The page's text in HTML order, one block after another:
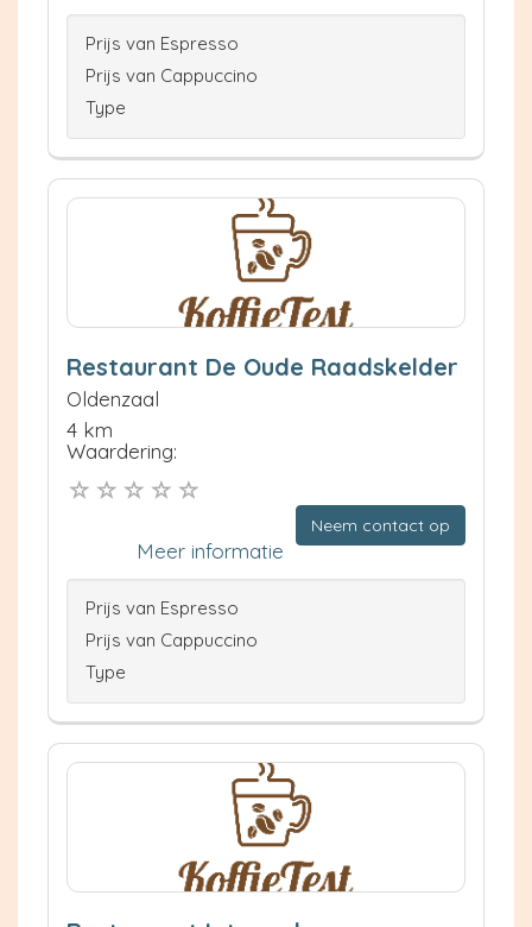
Prijs van Espresso
Prijs van Cappuccino
Type
Restaurant De Oude Raadskelder
Oldenzaal
4 km
Waardering:
Neem contact op
Meer informatie
Prijs van Espresso
Prijs van Cappuccino
Type